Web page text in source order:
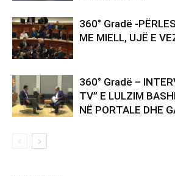
360° Gradë -
ME MIELL, UJË E
360° Gradë –
TV” E LULZIM
NË PORTALE DHE